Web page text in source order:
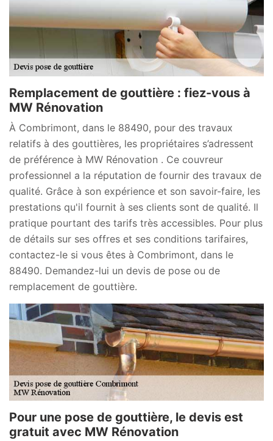
Remplacement de gouttière : fiez-vous à
MW Rénovation
À Combrimont, dans le 88490, pour des travaux
relatifs à des gouttières, les propriétaires s’adressent
de préférence à MW Rénovation . Ce couvreur
professionnel a la réputation de fournir des travaux de
qualité. Grâce à son expérience et son savoir-faire, les
prestations qu'il fournit à ses clients sont de qualité. Il
pratique pourtant des tarifs très accessibles. Pour plus
de détails sur ses offres et ses conditions tarifaires,
contactez-le si vous êtes à Combrimont, dans le
88490. Demandez-lui un devis de pose ou de
remplacement de gouttière.
Pour une pose de gouttière, le devis est
gratuit avec MW Rénovation